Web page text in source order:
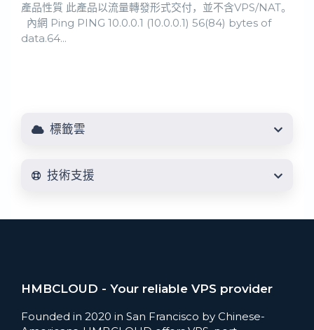
產品性質 此產品以流量轉發形式交付，並不含VPS/NAT。
內網 Ping PING 10.0.0.1 (10.0.0.1) 56(84) bytes of
data.64...
標籤雲
技術支援
HMBCLOUD - Your reliable VPS provider
Founded in 2020 in San Francisco by Chinese-